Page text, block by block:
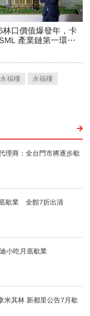
永福樓
永福樓
理商：全台門市將逐步歇
歇業 全館7折出清
小吃月底歇業
米其林 新都里公告7月歇